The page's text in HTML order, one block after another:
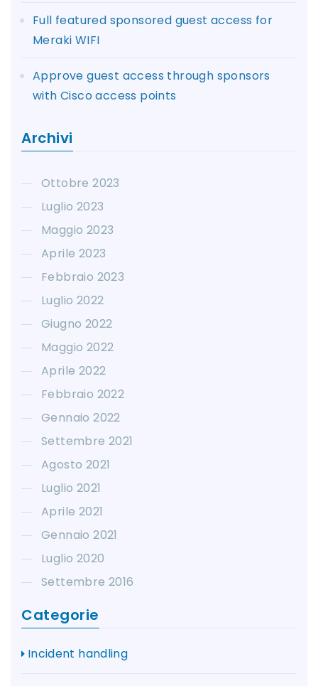
Full featured sponsored guest access for
Meraki WIFI
Approve guest access through sponsors
with Cisco access points
Archivi
Ottobre 2023
Luglio 2023
Maggio 2023
Aprile 2023
Febbraio 2023
Luglio 2022
Giugno 2022
Maggio 2022
Aprile 2022
Febbraio 2022
Gennaio 2022
Settembre 2021
Agosto 2021
Luglio 2021
Aprile 2021
Gennaio 2021
Luglio 2020
Settembre 2016
Categorie
Incident handling